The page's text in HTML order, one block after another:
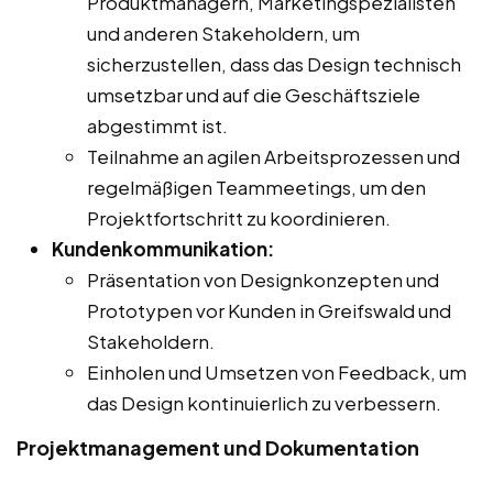
und anderen Stakeholdern, um
sicherzustellen, dass das Design technisch
umsetzbar und auf die Geschäftsziele
abgestimmt ist.
Teilnahme an agilen Arbeitsprozessen und
regelmäßigen Teammeetings, um den
Projektfortschritt zu koordinieren.
Kundenkommunikation:
Präsentation von Designkonzepten und
Prototypen vor Kunden in Greifswald und
Stakeholdern.
Einholen und Umsetzen von Feedback, um
das Design kontinuierlich zu verbessern.
Projektmanagement und Dokumentation